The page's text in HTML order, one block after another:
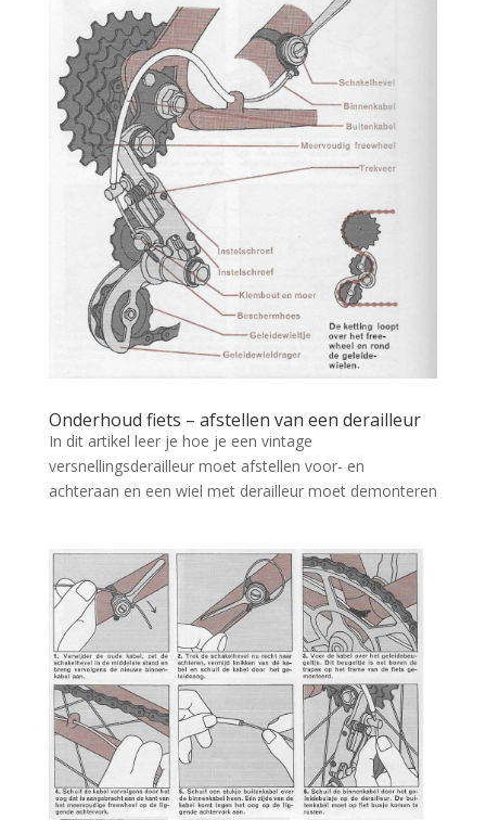
Onderhoud fiets – afstellen van een derailleur
In dit artikel leer je hoe je een vintage
versnellingsderailleur moet afstellen voor- en
achteraan en een wiel met derailleur moet demonteren